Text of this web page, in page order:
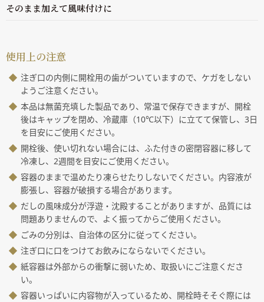
そのまま加えて風味付けに
使用上の注意
注ぎ口の内側に開栓用の歯がついていますので、ケガをしない
ようご注意ください。
本品は無菌充填した製品であり、常温で保存できますが、開栓
後はキャップを閉め、冷蔵庫（10℃以下）に立てて保管し、3日
を目安にご使用ください。
開栓後、使い切れない場合には、ふた付きの密閉容器に移して
冷凍し、2週間を目安にご使用ください。
容器のままで温めたり凍らせたりしないでください。内容液が
膨張し、容器が破損する場合があります。
だしの風味成分が浮遊・沈殿することがありますが、品質には
問題ありませんので、よく振ってからご使用ください。
ごみの分別は、自治体の区分に従ってください。
注ぎ口に口をつけてお飲みにならないでください。
紙容器は外部からの衝撃に弱いため、取扱いにご注意くださ
い。
容器いっぱいに内容物が入っているため、開栓時そそぐ際には